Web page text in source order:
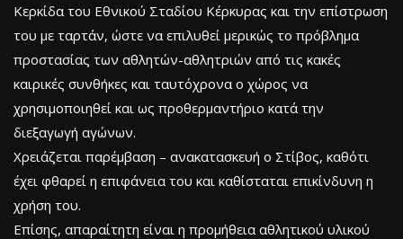
Κερκίδα του Εθνικού Σταδίου Κέρκυρας και την επίστρωση
του με ταρτάν, ώστε να επιλυθεί μερικώς το πρόβλημα
προστασίας των αθλητών-αθλητριών από τις κακές
καιρικές συνθήκες και ταυτόχρονα ο χώρος να
χρησιμοποιηθεί και ως προθερμαντήριο κατά την
διεξαγωγή αγώνων.
Χρειάζεται παρέμβαση – ανακατασκευή ο Στίβος, καθότι
έχει φθαρεί η επιφάνεια του και καθίσταται επικίνδυνη η
χρήση του.
Επίσης, απαραίτητη είναι η προμήθεια αθλητικού υλικού